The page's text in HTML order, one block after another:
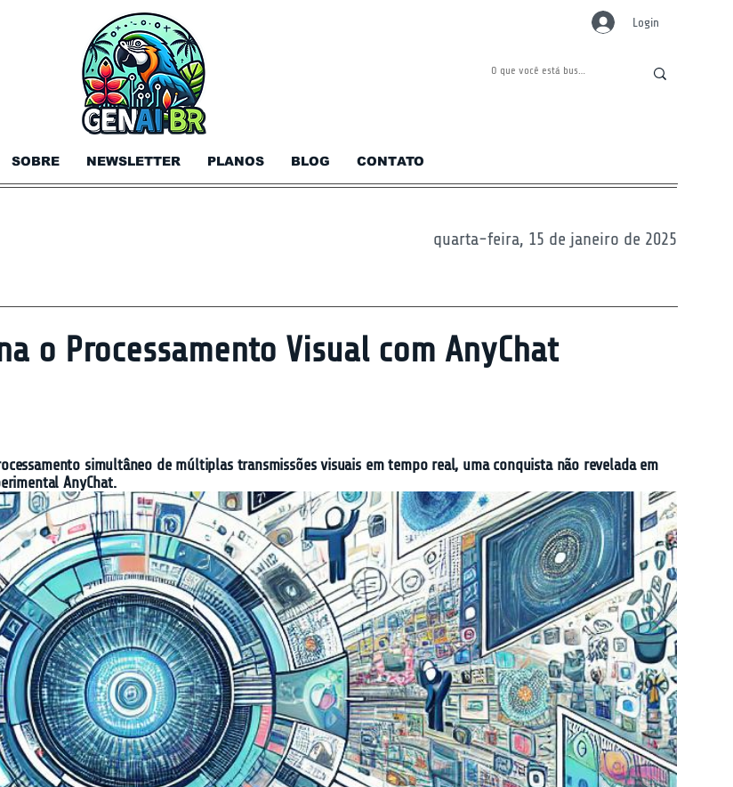
SOBRE NEWSLETTER PLANOS BLOG CONTATO
Login
quarta-feira, 15 de janeiro de 2025
o Processamento Visual com AnyChat
simultâneo de múltiplas transmissões visuais em tempo real, uma conquista não revelada em
AnyChat.